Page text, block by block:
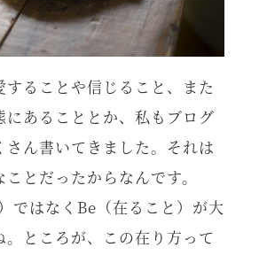
ることや信じること、また
にあることとか、私もブログ
さん書いてきました。それは
とだったからなんです。
ではなくBe（在ること）が大
。ところが、この在り方って